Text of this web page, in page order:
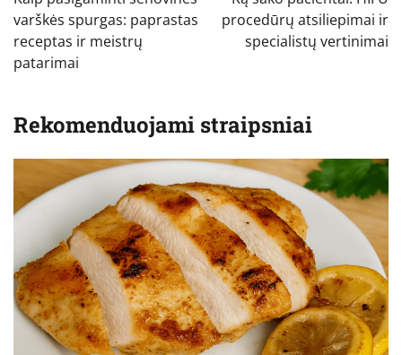
įrašų
varškės spurgas: paprastas
receptas ir meistrų
patarimai
procedūrų atsiliepimai ir
specialistų vertinimai
Rekomenduojami straipsniai